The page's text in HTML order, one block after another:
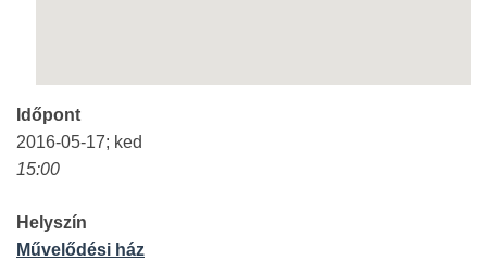
Időpont
2016-05-17; ked
15:00
Helyszín
Művelődési ház